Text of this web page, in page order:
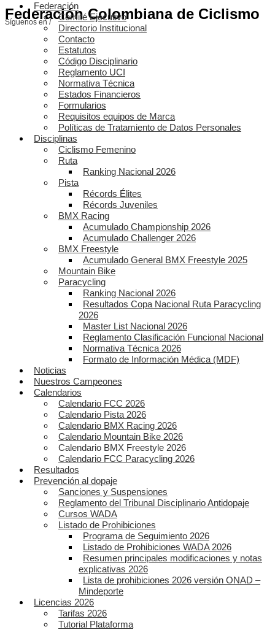
Federación Colombiana de Ciclismo
Síguenos en /
Federación
Comité Ejecutivo
Directorio Institucional
Contacto
Estatutos
Código Disciplinario
Reglamento UCI
Normativa Técnica
Estados Financieros
Formularios
Requisitos equipos de Marca
Políticas de Tratamiento de Datos Personales
Disciplinas
Ciclismo Femenino
Ruta
Ranking Nacional 2026
Pista
Récords Élites
Récords Juveniles
BMX Racing
Acumulado Championship 2026
Acumulado Challenger 2026
BMX Freestyle
Acumulado General BMX Freestyle 2025
Mountain Bike
Paracycling
Ranking Nacional 2026
Resultados Copa Nacional Ruta Paracycling
2026
Master List Nacional 2026
Reglamento Clasificación Funcional Nacional
Normativa Técnica 2026
Formato de Información Médica (MDF)
Noticias
Nuestros Campeones
Calendarios
Calendario FCC 2026
Calendario Pista 2026
Calendario BMX Racing 2026
Calendario Mountain Bike 2026
Calendario BMX Freestyle 2026
Calendario FCC Paracycling 2026
Resultados
Prevención al dopaje
Sanciones y Suspensiones
Reglamento del Tribunal Disciplinario Antidopaje
Cursos WADA
Listado de Prohibiciones
Programa de Seguimiento 2026
Listado de Prohibiciones WADA 2026
Resumen principales modificaciones y notas
explicativas 2026
Lista de prohibiciones 2026 versión ONAD –
Mindeporte
Licencias 2026
Tarifas 2026
Tutorial Plataforma